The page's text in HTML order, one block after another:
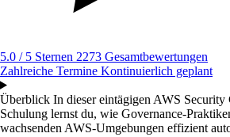
5.0 / 5 Sternen 2273 Gesamtbewertungen
Zahlreiche Termine Kontinuierlich geplant
Überblick In dieser eintägigen AWS Security
Schulung lernst du, wie Governance-
wachsenden AWS-Umgebungen effizient